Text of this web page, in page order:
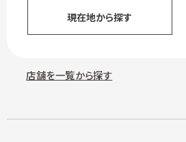
現在地から探す
店舗を一覧から探す